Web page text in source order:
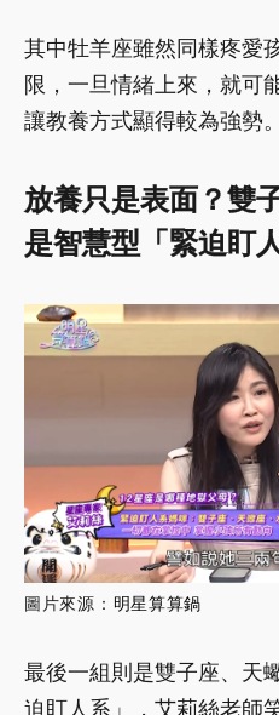
其中牡羊座雖然同樣疼愛
限，一旦情緒上來，就可
讓教養方式顯得較為強勢。
放養只是表面？雙
是智慧型「緊迫盯人
圖片來源： 明星算算鍋
最後一組則是雙子座、天
迫盯人系」，艾莉絲老師